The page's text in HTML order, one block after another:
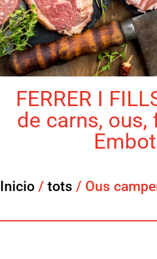
FERRER I
de carns, ous,
Inicio / tots / Ous